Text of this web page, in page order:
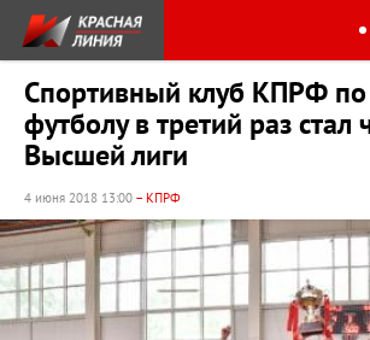
Спортивный клуб КПРФ
футболу в третий раз
Высшей лиги
4 июня 2018 13:00 – КПРФ